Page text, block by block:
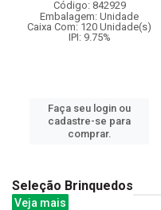
Código: 842929
Embalagem: Unidade
Caixa Com: 120 Unidade(s)
IPI: 9.75%
Faça seu login ou
cadastre-se para
comprar.
Seleção Brinquedos
Veja mais